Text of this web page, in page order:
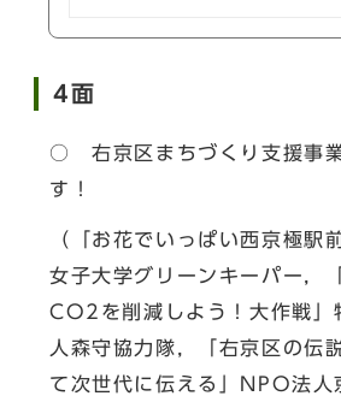
4面
○ 右京区まちづくり支援事
す！
（「お花でいっぱい西京極駅
女子大学グリーンキーパー，
CO2を削減しよう！大作戦」
人森守協力隊，「右京区の伝
て次世代に伝える」NPO法人